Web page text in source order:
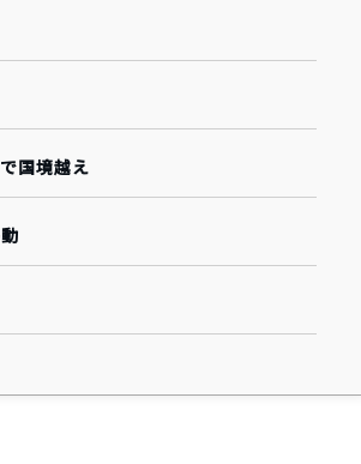
国境越え